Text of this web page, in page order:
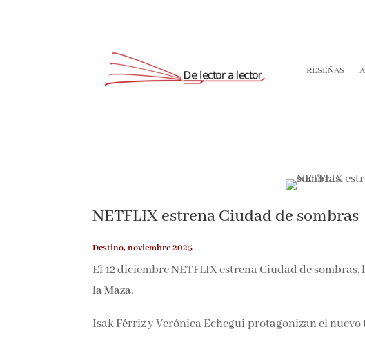
RESEÑAS
NETFLIX estrena Ciudad de sombras
Destino, noviembre 2025
El 12 diciembre NETFLIX estrena Ciudad de sombras,
la Maza.
Isak Férriz y Verónica Echegui protagonizan el